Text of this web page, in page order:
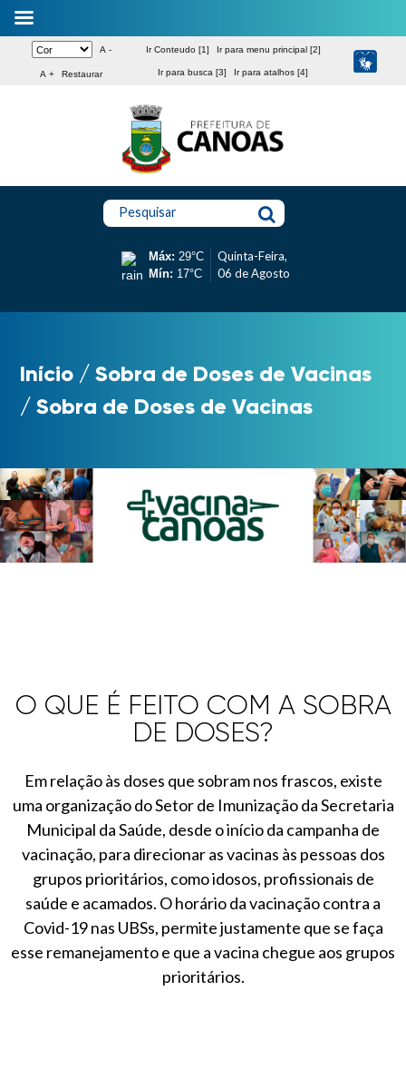
A -
A + Restaurar
Ir Conteudo [1] Ir para menu principal [2]
Ir para busca [3] Ir para atalhos [4]
Pesquisar
Máx: 29°C
Mín: 17°C
Quinta-Feira,
06 de Agosto
Início /Sobra de Doses de Vacinas
/Sobra de Doses de Vacinas
O QUE É FEITO COM A SOBRA
DE DOSES?
Em relação às doses que sobram nos frascos, existe
uma organização do Setor de Imunização da Secretaria
Municipal da Saúde, desde o início da campanha de
vacinação, para direcionar as vacinas às pessoas dos
grupos prioritários, como idosos, profissionais de
saúde e acamados. O horário da vacinação contra a
Covid-19 nas UBSs, permite justamente que se faça
esse remanejamento e que a vacina chegue aos grupos
prioritários.